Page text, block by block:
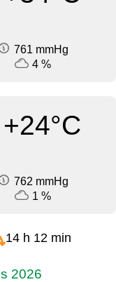
761 mmHg
4 %
+24°C
762 mmHg
1 %
14 h 12 min
2026